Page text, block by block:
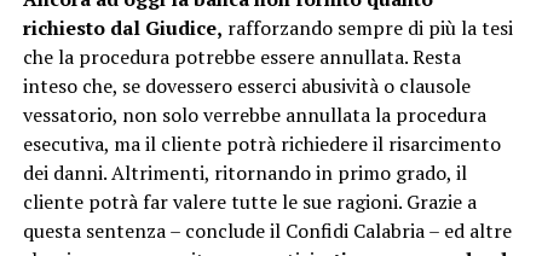
richiesto dal Giudice, rafforzando sempre di più la tesi
che la procedura potrebbe essere annullata. Resta
inteso che, se dovessero esserci abusività o clausole
vessatorio, non solo verrebbe annullata la procedura
esecutiva, ma il cliente potrà richiedere il risarcimento
dei danni. Altrimenti, ritornando in primo grado, il
cliente potrà far valere tutte le sue ragioni. Grazie a
questa sentenza – conclude il Confidi Calabria – ed altre